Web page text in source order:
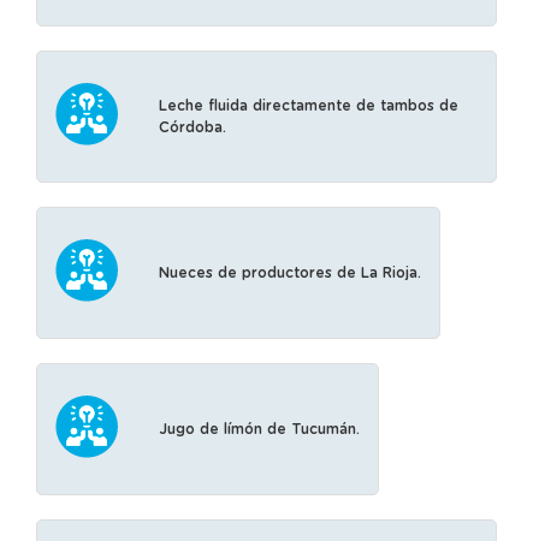
Leche fluida directamente de tambos de
Córdoba.
Nueces de productores de La Rioja.
Jugo de límón de Tucumán.